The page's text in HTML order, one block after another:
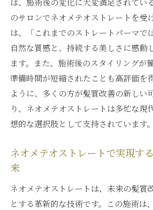
のサロンでネオメテオストレートを受
は、「これまでのストレートパーマで
自然な質感と、持続する美しさに感動
ます。また、施術後のスタイリングが
準備時間が短縮されたことも高評価を
ように、多くの方が髪質改善の新しい
り、ネオメテオストレートは多忙な現
想的な選択肢として支持されています。
ネオメテオストレートで実現す
来
ネオメテオストレートは、未来の髪質
とする革新的な技術です。この施術は